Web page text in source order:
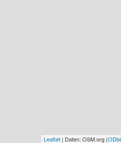
Leaflet | Daten: OSM.org (ODbL